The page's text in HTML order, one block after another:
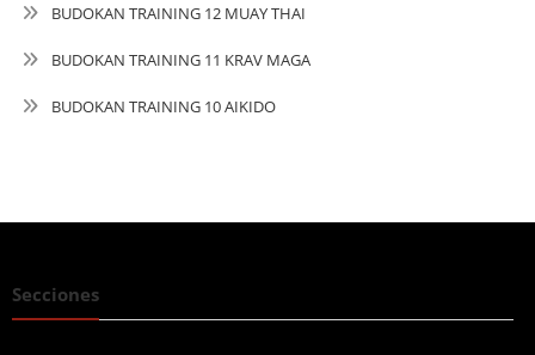
BUDOKAN TRAINING 12 MUAY THAI
BUDOKAN TRAINING 11 KRAV MAGA
BUDOKAN TRAINING 10 AIKIDO
Secciones